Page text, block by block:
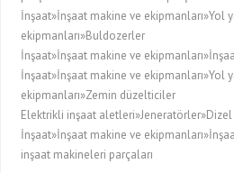
İnşaat»İnşaat makine ve ekipmanları»Yol
ekipmanları»Buldozerler
İnşaat»İnşaat makine ve
İnşaat»İnşaat makine ve ekipmanları»Yol
ekipmanları»Zemin düzelticiler
Elektrikli inşaat
İnşaat»İnşaat makine ve
inşaat makineleri parçaları